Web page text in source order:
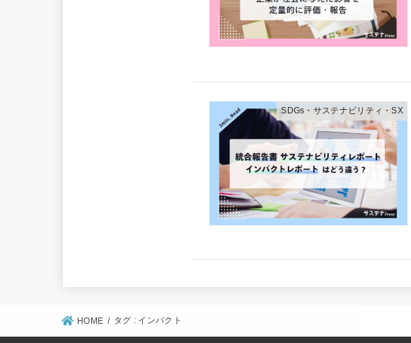
SDGs・サステナビリティ・SX
HOME タグ : インパクト